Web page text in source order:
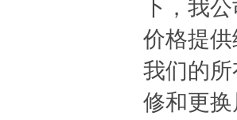
下，我
价格提
我们的
修和更